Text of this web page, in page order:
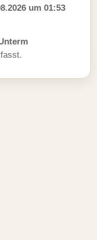
um 01:53